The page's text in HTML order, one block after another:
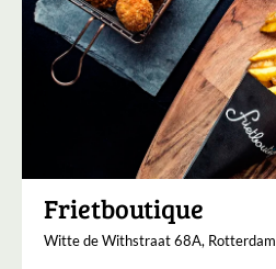
Frietboutique
Witte de Withstraat 68A, Rotterdam